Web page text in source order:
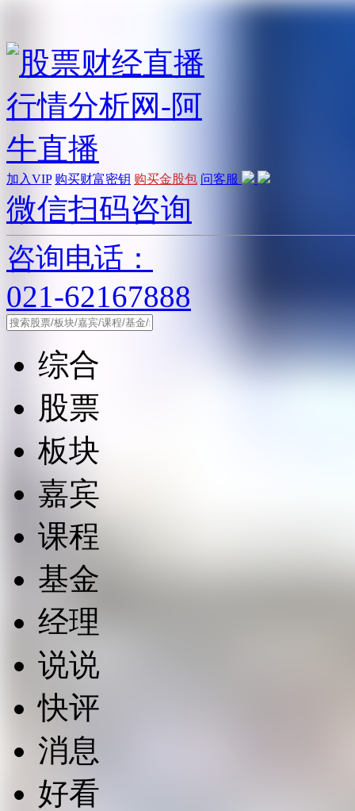
加入VIP 购买财富密钥 购买金股包 问客服
微信扫码咨询
咨询电话：
021-62167888
综合
股票
板块
嘉宾
课程
基金
经理
说说
快评
消息
好看